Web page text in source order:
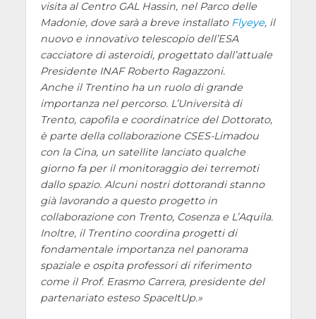
visita al Centro GAL Hassin, nel Parco delle
Madonie, dove sarà a breve installato Flyeye, il
nuovo e innovativo telescopio dell’ESA
cacciatore di asteroidi, progettato dall’attuale
Presidente INAF Roberto Ragazzoni.
Anche il Trentino ha un ruolo di grande
importanza nel percorso. L’Università di
Trento, capofila e coordinatrice del Dottorato,
è parte della collaborazione CSES-Limadou
con la Cina, un satellite lanciato qualche
giorno fa per il monitoraggio dei terremoti
dallo spazio. Alcuni nostri dottorandi stanno
già lavorando a questo progetto in
collaborazione con Trento, Cosenza e L’Aquila.
Inoltre, il Trentino coordina progetti di
fondamentale importanza nel panorama
spaziale e ospita professori di riferimento
come il Prof. Erasmo Carrera, presidente del
partenariato esteso SpaceItUp.